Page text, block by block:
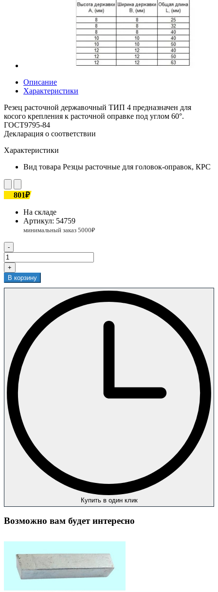
Описание
Характеристики
Резец расточной державочный ТИП 4 предназначен для
косого крепления к расточной оправке под углом 60°.
ГОСТ9795-84
Декларация о соответствии
Характеристики
Вид товара Резцы расточные для головок-оправок, КРС
801₽
На складе
Артикул: 54759
-
+
В корзину
Купить в один клик
Возможно вам будет интересно